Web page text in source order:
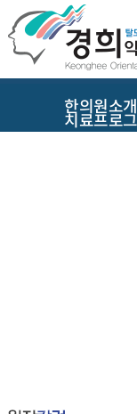
한의원소개
치료프로